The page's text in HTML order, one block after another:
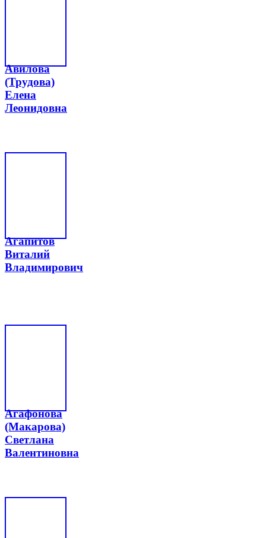
Авилова
(Трудова)
Елена
Леонидовна
Агапитов
Виталий
Владимирович
Агафонова
(Макарова)
Светлана
Валентиновна